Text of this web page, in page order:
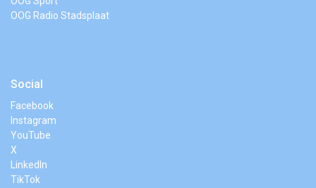
OOG Radio Stadsplaat
Social
Facebook
Instagram
YouTube
X
LinkedIn
TikTok